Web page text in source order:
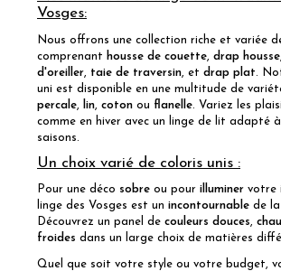
Vosges:
Nous offrons une collection riche et variée
comprenant housse de couette drap housse
d'oreiller
taie de traversin , et drap plat .
uni est disponible en une multitude de
percale
lin coton ou flanelle . Variez les
comme en hiver avec un linge de lit adapté
saisons.
Un choix varié de coloris unis :
Pour une déco sobre ou pour illuminer votre
linge des Vosges est un incontournable de
Découvrez un panel de couleurs douces,
froides dans un large choix de matières
Quel que soit votre style ou votre budget,